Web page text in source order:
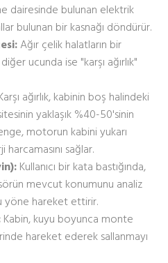
dairesinde bulunan elektrik
bulunan bir kasnağı döndürür.
Ağır çelik halatların bir
ucunda ise "karşı ağırlık"
ağırlık, kabinin boş halindeki
yaklaşık %40-50'sinin
motorun kabini yukarı
sağlar.
Kullanıcı bir kata bastığında,
mevcut konumunu analiz
hareket ettirir.
Kabin, kuyu boyunca monte
hareket ederek sallanmayı